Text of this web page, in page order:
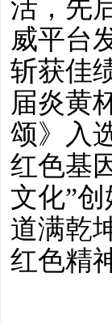
活，先
威平台
斩获佳
届炎黄
颂》入
红色基
文化”创
道满乾
红色精